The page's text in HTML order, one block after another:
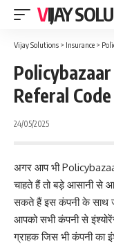
VIJAY
Vijay Solutions > Insurance >
Referal
24/05/2025
अगर आप भी
चाहते हैं तो बड़े आसानी
सकते हैं इस कंपनी के साथ
आपको सभी कंपनी से
ग्राहक जिस भी कंपनी का